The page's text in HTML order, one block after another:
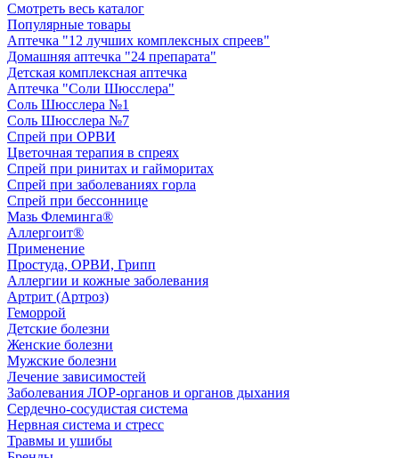
Смотреть весь каталог
Популярные товары
Аптечка "12 лучших комплексных спреев"
Домашняя аптечка "24 препарата"
Детская комплексная аптечка
Аптечка "Соли Шюсслера"
Соль Шюсслера №1
Соль Шюсслера №7
Спрей при ОРВИ
Цветочная терапия в спреях
Спрей при ринитах и гайморитах
Спрей при заболеваниях горла
Спрей при бессоннице
Мазь Флеминга®
Аллергоит®
Применение
Простуда, ОРВИ, Грипп
Аллергии и кожные заболевания
Артрит (Артроз)
Геморрой
Детские болезни
Женские болезни
Мужские болезни
Лечение зависимостей
Заболевания ЛОР-органов и органов дыхания
Сердечно-сосудистая система
Нервная система и стресс
Травмы и ушибы